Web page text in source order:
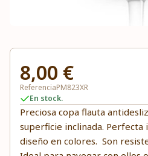
8,00 €
ReferenciaPM823XR
En stock.
Preciosa copa flauta
superficie inclinada. Perfecta
diseño en colores. Son